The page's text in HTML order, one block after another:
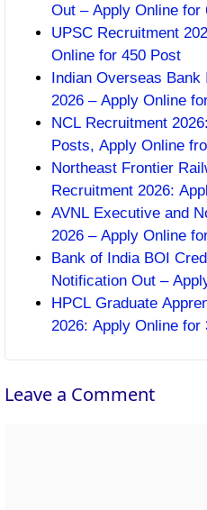
Out – Apply Online for
UPSC Recruitment
Online for 450 Post
Indian Overseas
2026 – Apply Online
NCL Recruitment
Posts, Apply Online
Northeast Frontier
Recruitment 2026:
AVNL Executive and
2026 – Apply Online
Bank of India BOI
Notification Out –
HPCL Graduate
2026: Apply Online for
Leave a Comment